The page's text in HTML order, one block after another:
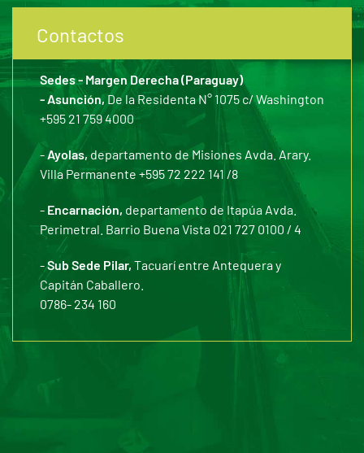
Contactos
Sedes - Margen Derecha (Paraguay)
- Asunción, De la Residenta N° 1075 c/ Washington
+595 21 759 4000
-Ayolas, departamento de Misiones Avda. Arary.
Villa Permanente +595 72 222 141 /8
- Encarnación, departamento de Itapúa Avda.
Perimetral. Barrio Buena Vista 021 727 0100 / 4
-Sub Sede Pilar, Tacuarí entre Antequera y
Capitán Caballero.
0786- 234 160